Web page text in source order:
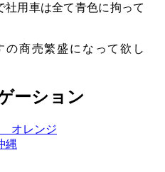
社用車は全て青色に拘って
の商売繁盛になって欲し
ーション
オレンジ
縄